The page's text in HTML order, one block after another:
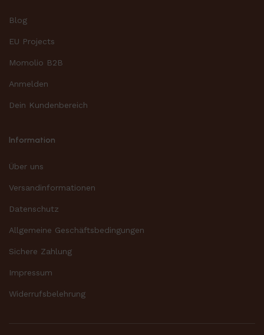
Blog
EU Projects
Momolio B2B
Anmelden
Dein Kundenbereich
Information
Über uns
Versandinformationen
Datenschutz
Allgemeine Geschäftsbedingungen
Sichere Zahlung
Impressum
Widerrufsbelehrung